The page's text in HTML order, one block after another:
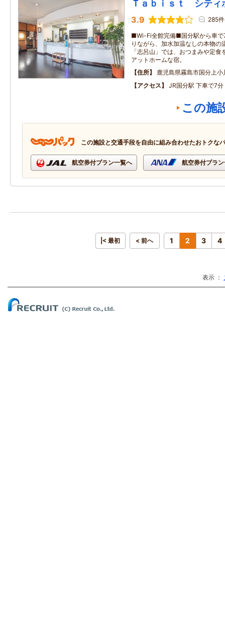
Ｔａｂｉｓｔ シティ
3.9 285件
■Wi-Fi全館完備■国分駅から車で
りながら、加水加温なしの本物の
「志呂山」では、おつまみや定
アットホームな宿。
住所
鹿児島県霧島市国分上小
アクセス
JR国分駅 下車で7分
この施
この施設と交通手段を自由に組み合わせたおトクな
航空券付プラン一覧へ 航空券付プラ
|< 最初 < 前へ 1 2 3 4
表示 ：